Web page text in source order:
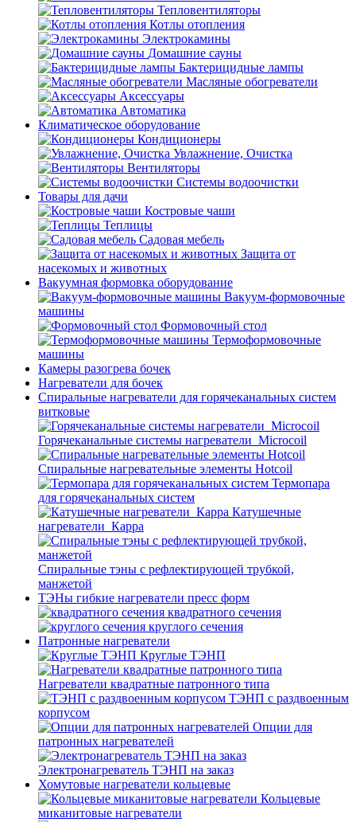
Тепловентиляторы
Котлы отопления
Электрокамины
Домашние сауны
Бактерицидные лампы
Масляные обогреватели
Аксессуары
Автоматика
Климатическое оборудование
Кондиционеры
Увлажнение, Очистка
Вентиляторы
Системы водоочистки
Товары для дачи
Костровые чаши
Теплицы
Садовая мебель
Защита от
насекомых и животных
Вакуумная формовка оборудование
Вакуум-формовочные
машины
Формовочный стол
Термоформовочные
машины
Камеры разогрева бочек
Нагреватели для бочек
Спиральные нагреватели для горячеканальных систем
витковые
Горячеканальные системы нагреватели_Microcoil
Спиральные нагревательные элементы Hotcoil
Термопара
для горячеканальных систем
Катушечные
нагреватели_Карра
Спиральные тэны с рефлектирующей трубкой,
манжетой
ТЭНы гибкие нагреватели пресс форм
квадратного сечения
круглого сечения
Патронные нагреватели
Круглые ТЭНП
Нагреватели квадратные патронного типа
ТЭНП с раздвоенным
корпусом
Опции для
патронных нагревателей
Электронагреватель ТЭНП на заказ
Хомутовые нагреватели кольцевые
Кольцевые
миканитовые нагреватели